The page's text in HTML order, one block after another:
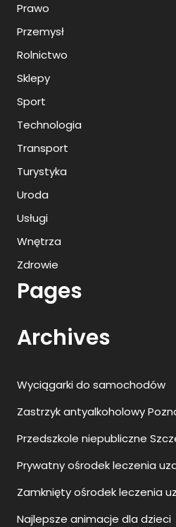
Prawo
Przemysł
Rolnictwo
Sklepy
Sport
Technologia
Transport
Turystyka
Uroda
Usługi
Wnętrza
Zdrowie
Pages
Archives
Wyciągarki do samochodów
Zastrzyk antyalkoholowy
Przedszkole niepubliczne
Prywatny ośrodek leczenia
Zamknięty ośrodek leczenia
Najlepsze animacje dla dzieci